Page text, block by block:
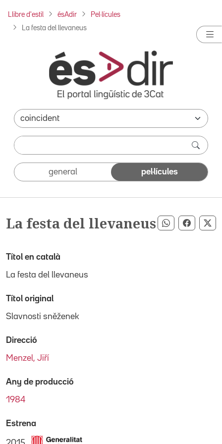
Llibre d'estil ésAdir Pel·lícules
La festa del llevaneus
general pel·lícules
La festa del llevaneus Compartir
Títol en català
La festa del llevaneus
Títol original
Slavnosti sněženek
Direcció
Menzel, Jiří
Any de producció
1984
Estrena